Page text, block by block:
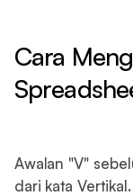
Cara
Awalan "V"
dari kata